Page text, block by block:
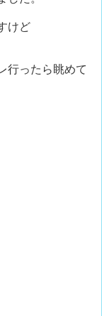
けど
行ったら眺めて